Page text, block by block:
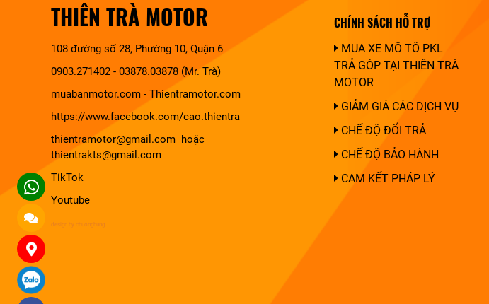
THIÊN TRÀ MOTOR
108 đường số 28, Phường 10, Quận 6
0903.271402 - 03878.03878 (Mr. Trà)
muabanmotor.com - Thientramotor.com
https://www.facebook.com/cao.thientra
thientramotor@gmail.com hoặc
thientrakts@gmail.com
TikTok
Youtube
design by chuonghung
CHÍNH SÁCH HỖ TRỢ
MUA XE MÔ TÔ PKL
TRẢ GÓP TẠI THIÊN TRÀ
MOTOR
GIẢM GIÁ CÁC DỊCH VỤ
CHẾ ĐỘ ĐỔI TRẢ
CHẾ ĐỘ BẢO HÀNH
CAM KẾT PHÁP LÝ